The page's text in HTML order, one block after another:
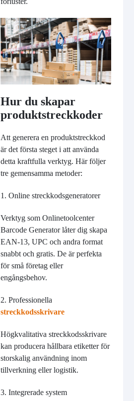
Hur du skapar
produktstreckkoder
Att generera en produktstreckkod
är det första steget i att använda
detta kraftfulla verktyg. Här följer
tre gemensamma metoder:
1. Online streckkodsgeneratorer
Verktyg som Onlinetoolcenter
Barcode Generator låter dig skapa
EAN-13, UPC och andra format
snabbt och gratis. De är perfekta
för små företag eller
engångsbehov.
2. Professionella
streckkodsskrivare
Högkvalitativa streckkodsskrivare
kan producera hållbara etiketter för
storskalig användning inom
tillverkning eller logistik.
3. Integrerade system